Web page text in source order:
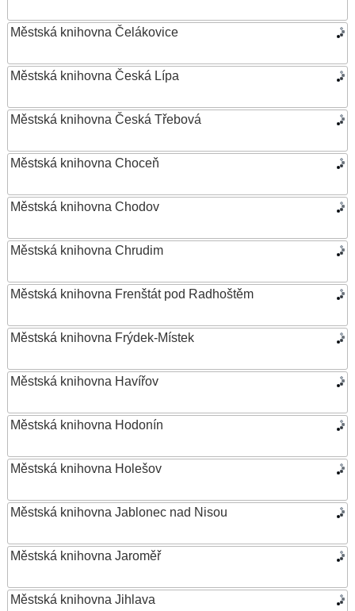
Městská knihovna Čelákovice
Městská knihovna Česká Lípa
Městská knihovna Česká Třebová
Městská knihovna Choceň
Městská knihovna Chodov
Městská knihovna Chrudim
Městská knihovna Frenštát pod Radhoštěm
Městská knihovna Frýdek-Místek
Městská knihovna Havířov
Městská knihovna Hodonín
Městská knihovna Holešov
Městská knihovna Jablonec nad Nisou
Městská knihovna Jaroměř
Městská knihovna Jihlava